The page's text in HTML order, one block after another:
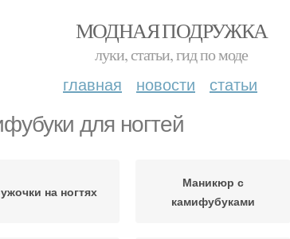
МОДНАЯ ПОДРУЖКА
луки, статьи, гид по моде
главная новости статьи
для ногтей
на ногтях
Маникюр с
камифубуками